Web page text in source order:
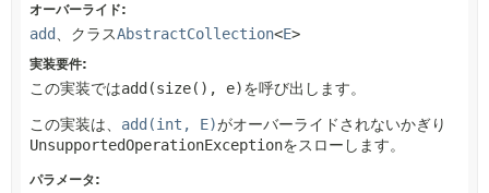
オーバーライド:
add 、クラスAbstractCollection<E>
実装要件:
この実装ではadd(size(), e)を呼び出します。
この実装は、 add(int, E)がオーバーライドされないかぎり
UnsupportedOperationExceptionをスローします。
パラメータ: